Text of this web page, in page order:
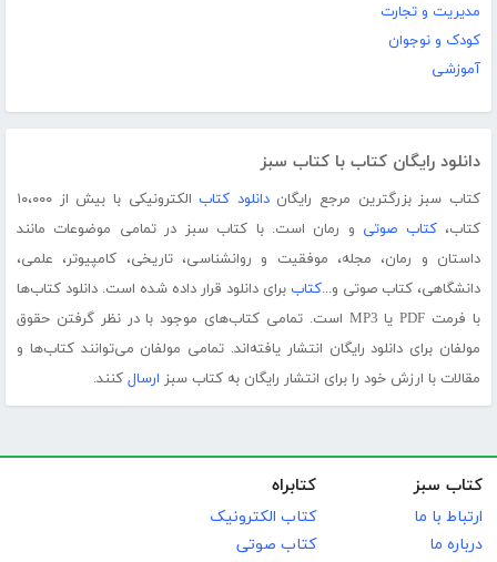
مدیریت و تجارت
کودک و نوجوان
آموزشی
دانلود رایگان کتاب با کتاب سبز
کتاب سبز بزرگترین مرجع رایگاندانلود کتاب
الکترونیکی با بیش از ۱۰،۰۰۰
کتاب،کتاب صوتی و رمان است. با کتاب سبز در تمامی موضوعات مانند
داستان و رمان، مجله، موفقیت و روانشناسی، تاریخی، کامپیوتر، علمی،
دانشگاهی، کتاب صوتی و...کتاب برای دانلود قرار داده شده است. دانلود کتاب‌ها
با فرمت PDF یا MP3 است. تمامی کتاب‌های موجود با در نظر گرفتن حقوق
مولفان برای دانلود رایگان انتشار یافته‌اند. تمامی مولفان می‌توانند کتاب‌ها و
مقالات با ارزش خود را برای انتشار رایگان به کتاب سبز ارسال کنند.
کتاب سبز
ارتباط با ما
درباره ما
کتابراه
کتاب الکترونیک
کتاب صوتی